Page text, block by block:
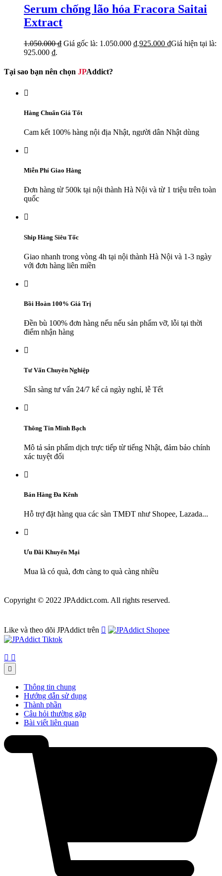
Serum chống lão hóa Fracora Saitai
Extract
1.050.000₫ Giá gốc là: 1.050.000 ₫.925.000 ₫Giá hiện tại là:
925.000 ₫.
Tại sao bạn nên chọn JPAddict?

Hàng Chuẩn Giá Tốt
Cam kết 100% hàng nội địa Nhật, người dân Nhật dùng

Miễn Phí Giao Hàng
Đơn hàng từ 500k tại nội thành Hà Nội và từ 1 triệu trên toàn
quốc

Ship Hàng Siêu Tốc
Giao nhanh trong vòng 4h tại nội thành Hà Nội và 1-3 ngày
với đơn hàng liên miền

Bồi Hoàn 100% Giá Trị
Đền bù 100% đơn hàng nếu nếu sản phẩm vỡ, lỗi tại thời
điểm nhận hàng

Tư Vấn Chuyên Nghiệp
Sẵn sàng tư vấn 24/7 kể cả ngày nghỉ, lễ Tết

Thông Tin Minh Bạch
Mô tả sản phẩm dịch trực tiếp từ tiếng Nhật, đảm bảo chính
xác tuyệt đối

Bán Hàng Đa Kênh
Hỗ trợ đặt hàng qua các sàn TMĐT như Shopee, Lazada...

Ưu Đãi Khuyến Mại
Mua là có quà, đơn càng to quà càng nhiều
Copyright © 2022 JPAddict.com. All rights reserved.
Like và theo dõi JPAddict trên 
 

Thông tin chung
Hướng dẫn sử dụng
Thành phần
Câu hỏi thường gặp
Bài viết liên quan